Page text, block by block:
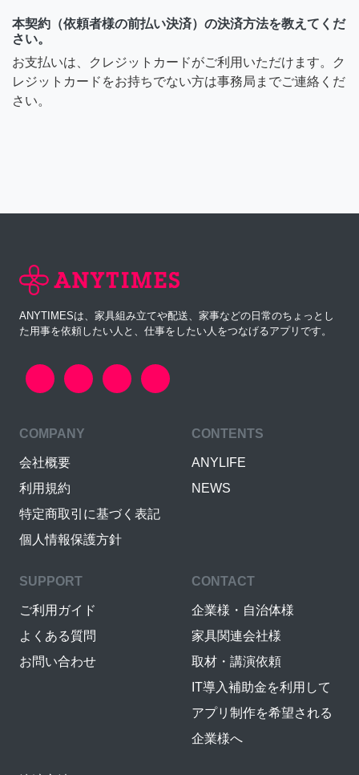
本契約（依頼者様の前払い決済）の決済方法を教えてくだ
さい。
お支払いは、クレジットカードがご利用いただけます。ク
レジットカードをお持ちでない方は事務局までご連絡くだ
さい。
ANYTIMESは、家具組み立てや配送、家事などの日常のちょっとし
た用事を依頼したい人と、仕事をしたい人をつなげるアプリです。
COMPANY
会社概要
利用規約
特定商取引に基づく表記
個人情報保護方針
CONTENTS
ANYLIFE
NEWS
SUPPORT
ご利用ガイド
よくある質問
お問い合わせ
CONTACT
企業様・自治体様
家具関連会社様
取材・講演依頼
IT導入補助金を利用して
アプリ制作を希望される
企業様へ